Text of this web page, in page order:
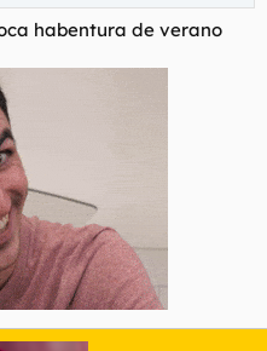
habentura de verano